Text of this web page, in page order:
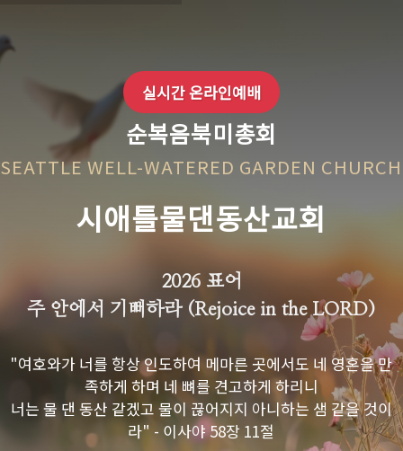
실시간 온라인예배
순복음북미총회
SEATTLE WELL-WATERED GARDEN CHURCH
시애틀물댄동산교회
2026 표어
주 안에서 기뻐하라 (Rejoice in the LORD)
"여호와가 너를 항상 인도하여 메마른 곳에서도 네 영혼을 만
족하게 하며 네 뼈를 견고하게 하리니
너는 물 댄 동산 같겠고 물이 끊어지지 아니하는 샘 같을 것이
라" - 이사야 58장 11절